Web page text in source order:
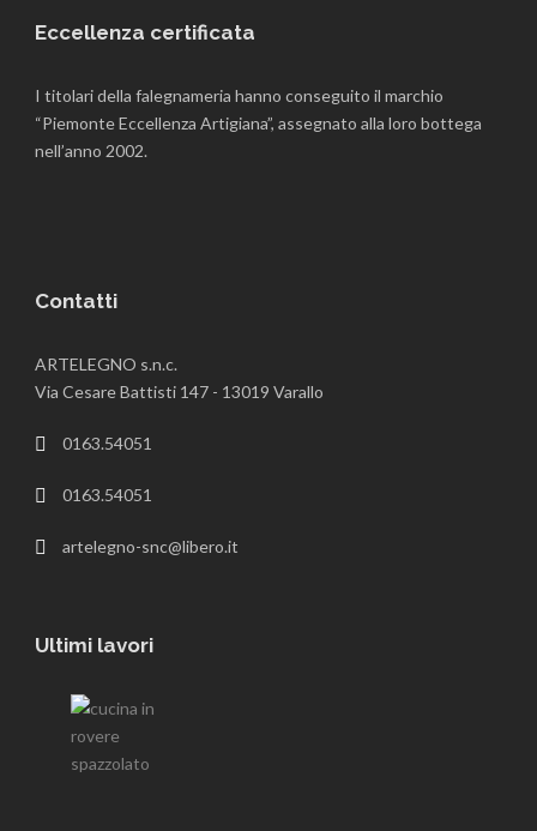
Eccellenza certificata
I titolari della falegnameria hanno conseguito il marchio
“Piemonte Eccellenza Artigiana”, assegnato alla loro bottega
nell’anno 2002.
Contatti
ARTELEGNO s.n.c.
Via Cesare Battisti 147 - 13019 Varallo
0163.54051
0163.54051
artelegno-snc@libero.it
Ultimi lavori